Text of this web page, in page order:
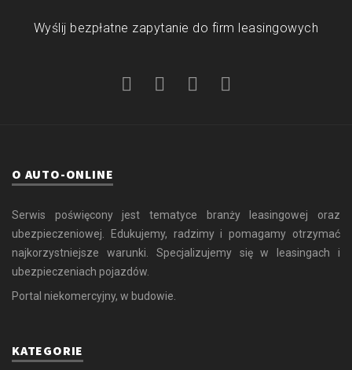
Wyślij bezpłatne zapytanie do firm leasingowych
O AUTO-ONLINE
Serwis poświęcony jest tematyce branży leasingowej oraz
ubezpieczeniowej. Edukujemy, radzimy i pomagamy otrzymać
najkorzystniejsze warunki. Specjalizujemy się w leasingach i
ubezpieczeniach pojazdów.
Portal niekomercyjny, w budowie.
KATEGORIE